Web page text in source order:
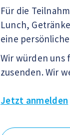
Für die
Lunch,
eine
Wir würden uns
zusenden. Wir
Jetzt anmelden